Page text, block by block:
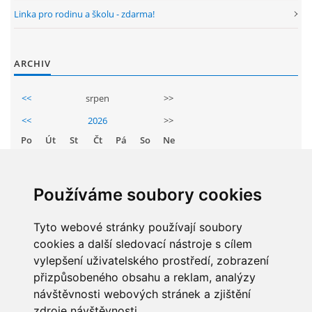
Používáme soubory cookies
Tyto webové stránky používají soubory
cookies a další sledovací nástroje s cílem
vylepšení uživatelského prostředí, zobrazení
přizpůsobeného obsahu a reklam, analýzy
návštěvnosti webových stránek a zjištění
Základní škola, Zbraslav, okres Brno-venkov, příspěvková
Komenského 280
Zbraslav
PSČ 664 84
Škola: 546 453 183, mobil 739 666 402, Družina: 732 246 380, Jídelna:
606 946 586, datová schránka: 2hgmui6
Linka pro rodinu a školu - zdarma!
ARCHIV
<< srpen
>>
<<
2026
>>
Po
Út St Čt Pá So
Ne
11 12 13 14 15
16
18 19 20 21 22
23
25 26 27 28 29
30